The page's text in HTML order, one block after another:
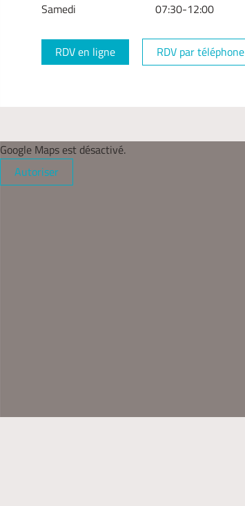
Samedi
07:30-12:00
RDV en ligne RDV par téléphone
Google Maps est désactivé.
Autoriser